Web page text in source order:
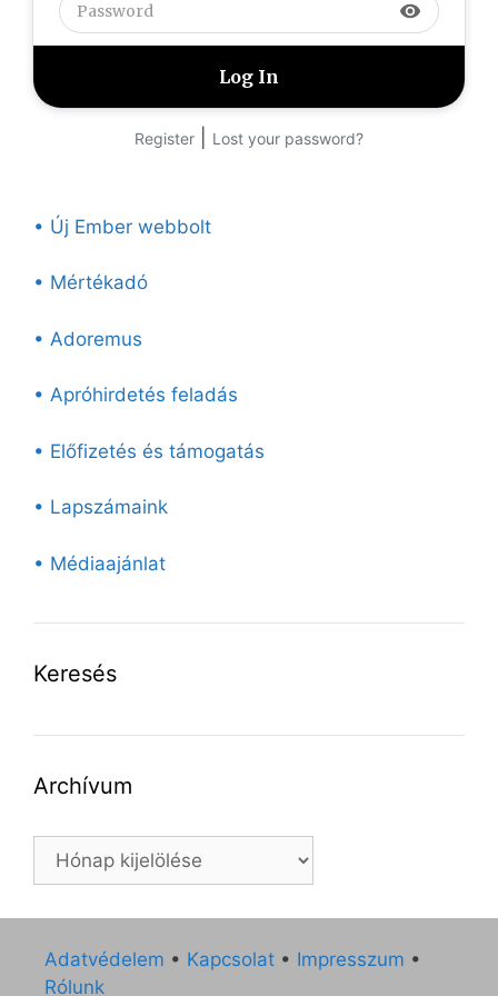
visibility
Register Lost your password?
• Új Ember webbolt
• Mértékadó
• Adoremus
• Apróhirdetés feladás
• Előfizetés és támogatás
• Lapszámaink
• Médiaajánlat
Keresés
Archívum
Archívum
Adatvédelem • Kapcsolat • Impresszum •
Rólunk